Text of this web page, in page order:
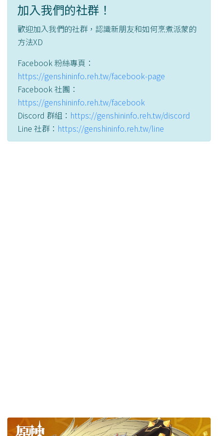
加入我們的社群！
歡迎加入我們的社群，認識新朋友和如何烹煮派蒙的
方法XD
Facebook 粉絲專頁：
https://genshininfo.reh.tw/facebook-page
Facebook 社團：
https://genshininfo.reh.tw/facebook
Discord 群組： https://genshininfo.reh.tw/discord
Line 社群： https://genshininfo.reh.tw/line